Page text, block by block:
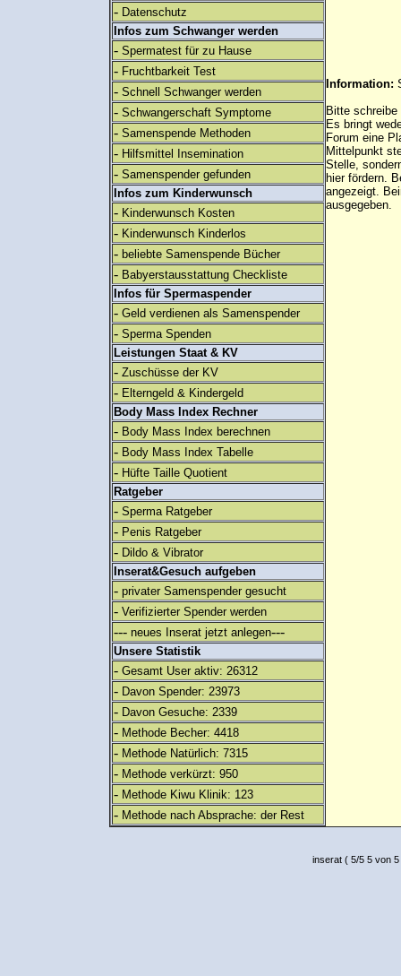
- Datenschutz
Infos zum Schwanger werden
- Spermatest für zu Hause
- Fruchtbarkeit Test
- Schnell Schwanger werden
- Schwangerschaft Symptome
- Samenspende Methoden
- Hilfsmittel Insemination
- Samenspender gefunden
Infos zum Kinderwunsch
- Kinderwunsch Kosten
- Kinderwunsch Kinderlos
- beliebte Samenspende Bücher
- Babyerstausstattung Checkliste
Infos für Spermaspender
- Geld verdienen als Samenspender
- Sperma Spenden
Leistungen Staat & KV
- Zuschüsse der KV
- Elterngeld & Kindergeld
Body Mass Index Rechner
- Body Mass Index berechnen
- Body Mass Index Tabelle
- Hüfte Taille Quotient
Ratgeber
- Sperma Ratgeber
- Penis Ratgeber
- Dildo & Vibrator
Inserat&Gesuch aufgeben
- privater Samenspender gesucht
- Verifizierter Spender werden
--- neues Inserat jetzt anlegen---
Unsere Statistik
- Gesamt User aktiv: 26312
- Davon Spender: 23973
- Davon Gesuche: 2339
- Methode Becher: 4418
- Methode Natürlich: 7315
- Methode verkürzt: 950
- Methode Kiwu Klinik: 123
- Methode nach Absprache: der Rest
Information:
Bitte
Es bringt
Forum eine
Mittelpunkt
Stelle,
hier fördern.
angezeigt.
ausgegeben.
inserat( 5/5 5 von 5